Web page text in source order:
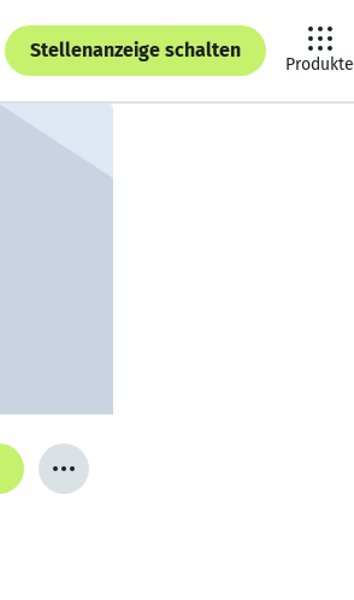
Stellenanzeige schalten
Produkte